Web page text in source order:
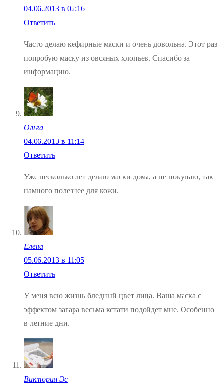
04.06.2013 в 02:16
Ответить
Часто делаю кефирные маски и очень довольна. Этот раз
попробую маску из овсяных хлопьев. Спасибо за
информацию.
Ольга
04.06.2013 в 11:14
Ответить
Уже несколько лет делаю маски дома, а не покупаю, так
намного полезнее для кожи.
Елена
05.06.2013 в 11:05
Ответить
У меня всю жизнь бледный цвет лица. Ваша маска с
эффектом загара весьма кстати подойдет мне. Особенно
в летние дни.
Виктория Эс